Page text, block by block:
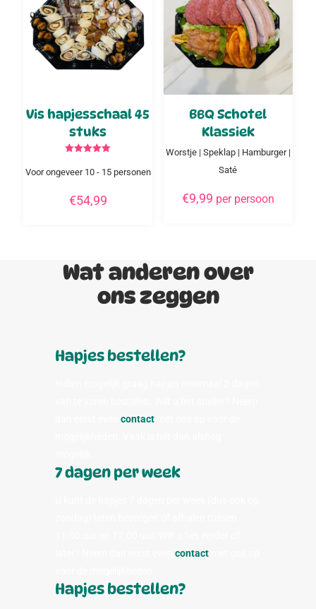
Vis hapjesschaal 45
stuks
5.00
uit 5
Voor ongeveer 10 - 15 personen
€54,99
BBQ Schotel
Klassiek
Worstje | Speklap | Hamburger |
Saté
€9,99 per persoon
Wat anderen over
ons zeggen
Hapjes bestellen?
contact
7 dagen per week
contact
Hapjes bestellen?